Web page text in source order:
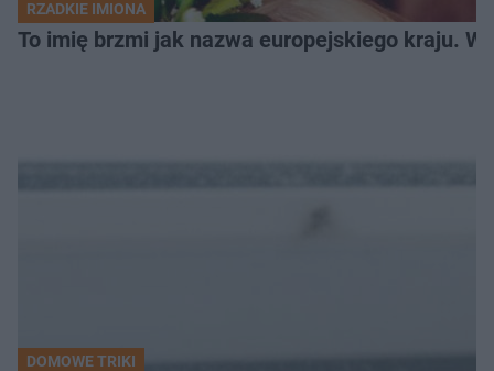
RZADKIE IMIONA
To imię brzmi jak nazwa europejskiego kraju.
DOMOWE TRIKI